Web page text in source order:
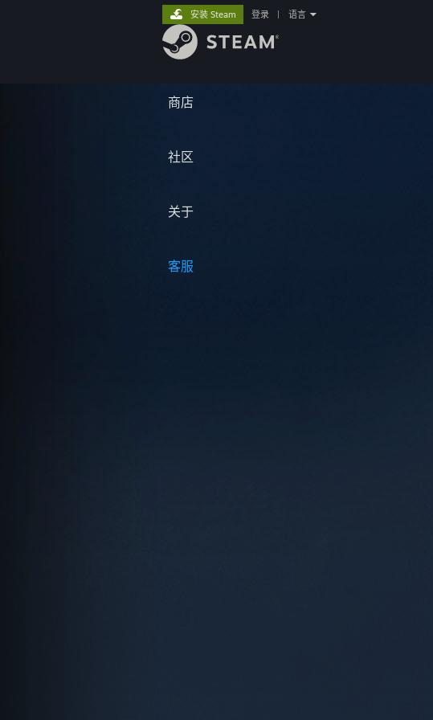
商店
社区
关于
客服
安装 Steam 登录 语言